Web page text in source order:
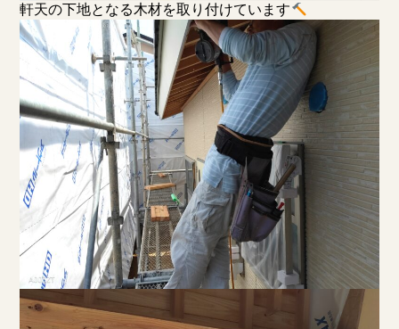
軒天の下地となる木材を取り付けています